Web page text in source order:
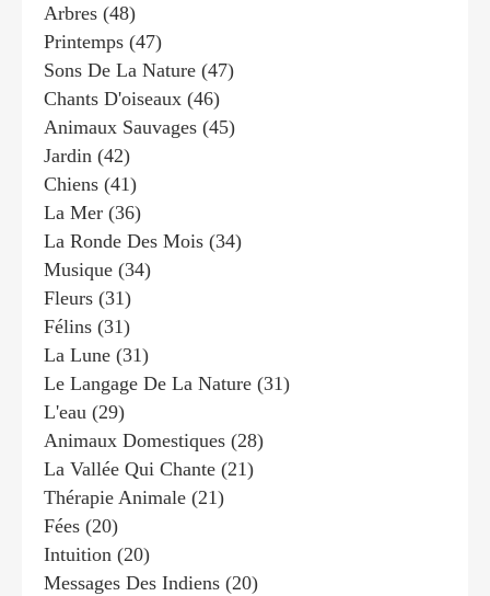
Arbres (48)
Printemps (47)
Sons De La Nature (47)
Chants D'oiseaux (46)
Animaux Sauvages (45)
Jardin (42)
Chiens (41)
La Mer (36)
La Ronde Des Mois (34)
Musique (34)
Fleurs (31)
Félins (31)
La Lune (31)
Le Langage De La Nature (31)
L'eau (29)
Animaux Domestiques (28)
La Vallée Qui Chante (21)
Thérapie Animale (21)
Fées (20)
Intuition (20)
Messages Des Indiens (20)